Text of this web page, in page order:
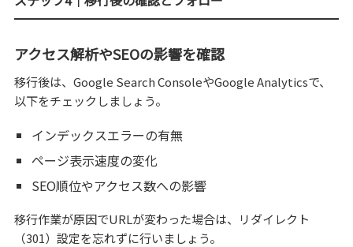
アクセス解析やSEOの影響を確認
移行後は、Google Search ConsoleやGoogle Analyticsで、
以下をチェックしましょう。
インデックスエラーの有無
ページ表示速度の変化
SEO順位やアクセス数への影響
移行作業が原因でURLが変わった場合は、リダイレクト
（301）設定を忘れずに行いましょう。